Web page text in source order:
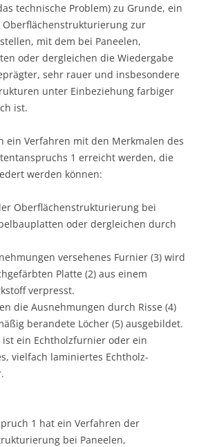
technische Problem) zu Grunde, ein
Oberflächenstrukturierung zur
mit dem bei Paneelen,
oder dergleichen die Wiedergabe
sehr rauer und insbesondere
unter Einbeziehung farbiger
ist.
ein Verfahren mit den Merkmalen des
1 erreicht werden, die
werden können:
Oberflächenstrukturierung bei
oder dergleichen durch
versehenes Furnier (3) wird
Platte (2) aus einem
verpresst.
die Ausnehmungen durch Risse (4)
berandete Löcher (5) ausgebildet.
ist ein Echtholzfurnier oder ein
vielfach laminiertes Echtholz-
1 hat ein Verfahren der
bei Paneelen,